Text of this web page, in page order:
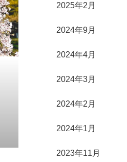
2025年2月
2024年9月
2024年4月
2024年3月
2024年2月
2024年1月
2023年11月